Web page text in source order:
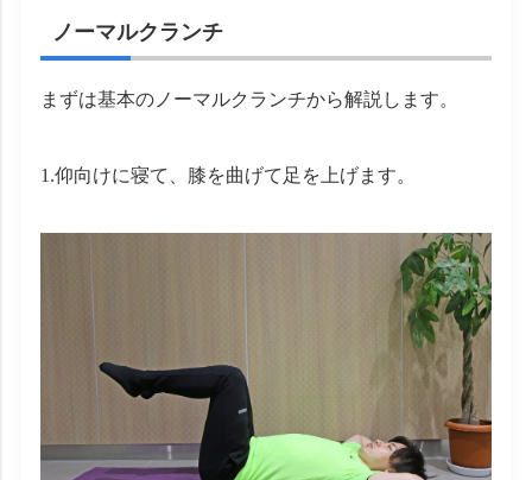
ノーマルクランチ
まずは基本のノーマルクランチから解説します。
1.仰向けに寝て、膝を曲げて足を上げます。